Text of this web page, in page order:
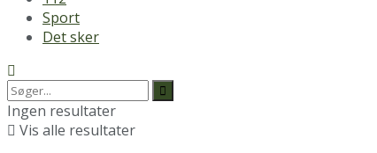
Sport
Det sker
Ingen resultater
Vis alle resultater